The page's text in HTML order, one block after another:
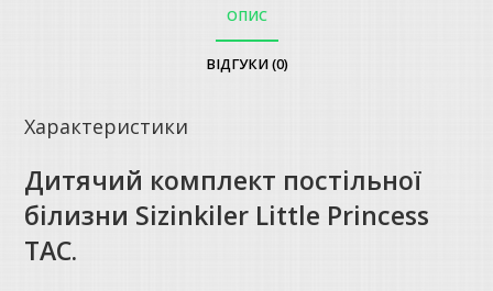
ОПИС
ВІДГУКИ (0)
Характеристики
Дитячий комплект постільної
білизни Sizinkiler Little Princess
ТАС.